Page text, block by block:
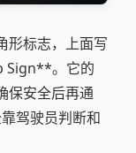
形标志，上面写
Sign**。它的
保安全后再通
驾驶员判断和